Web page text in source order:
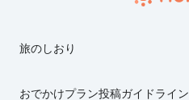
旅のしおり
おでかけプラン投稿ガイドライン